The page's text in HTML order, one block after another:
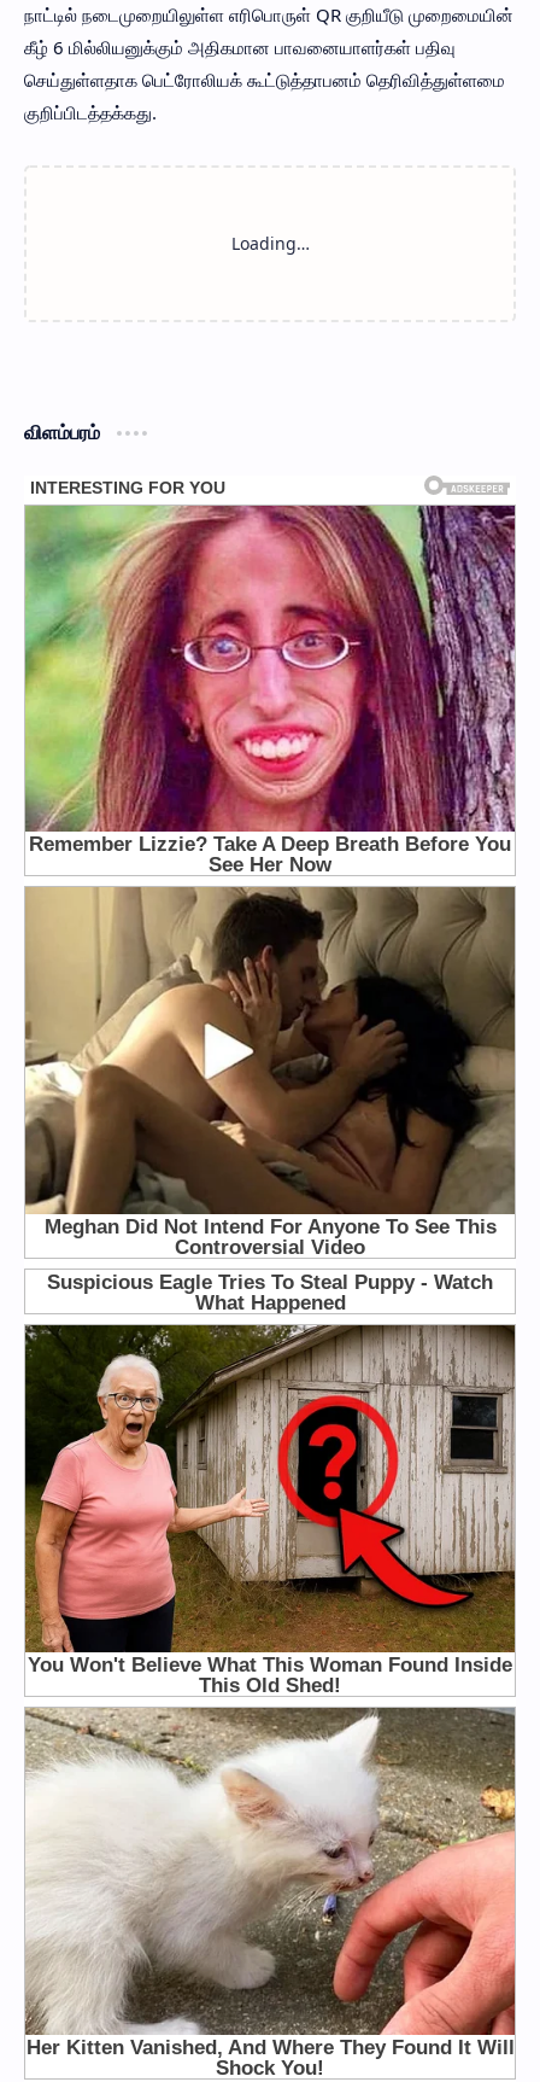
நாட்டில் நடைமுறையிலுள்ள எரிபொருள் QR குறியீடு முறைமையின்
கீழ் 6 மில்லியனுக்கும் அதிகமான பாவனையாளர்கள் பதிவு
செய்துள்ளதாக பெட்ரோலியக் கூட்டுத்தாபனம் தெரிவித்துள்ளமை
குறிப்பிடத்தக்கது.
விளம்பரம்